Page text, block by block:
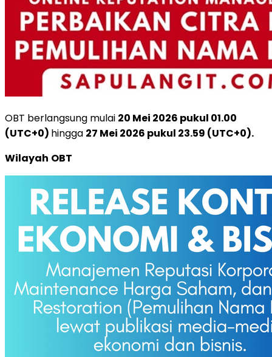
OBT berlangsung mulai 20 Mei 2026 pukul 01.00
(UTC+0) hingga 27 Mei 2026 pukul 23.59 (UTC+0).
Wilayah OBT